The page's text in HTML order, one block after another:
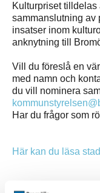
Kulturpriset
sammanslutning av
insatser inom
anknytning till
Vill du föreslå en
med namn och
du vill nominera
Har du frågor som
Här kan du läsa